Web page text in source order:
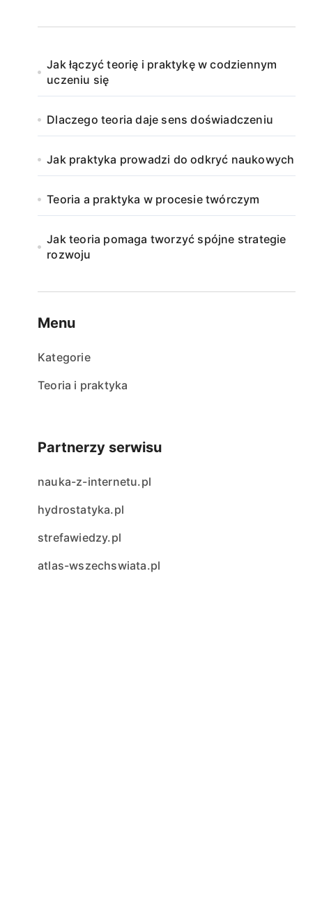
Jak łączyć teorię i praktykę w codziennym
uczeniu się
Dlaczego teoria daje sens doświadczeniu
Jak praktyka prowadzi do odkryć naukowych
Teoria a praktyka w procesie twórczym
Jak teoria pomaga tworzyć spójne strategie
rozwoju
Menu
Kategorie
Teoria i praktyka
Partnerzy serwisu
nauka-z-internetu.pl
hydrostatyka.pl
strefawiedzy.pl
atlas-wszechswiata.pl